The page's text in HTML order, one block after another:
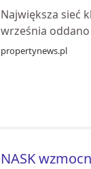
Największa sieć
września
propertynews.pl
NASK